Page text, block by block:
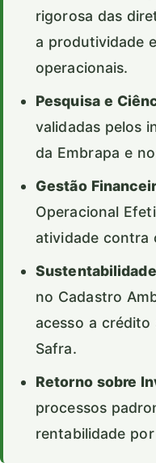
rigorosa das
a produtividade
operacionais.
Pesquisa e
validadas pelos
da Embrapa e
Gestão
Operacional
atividade contra
no Cadastro
acesso a crédito
Safra.
Retorno sobre
processos
rentabilidade